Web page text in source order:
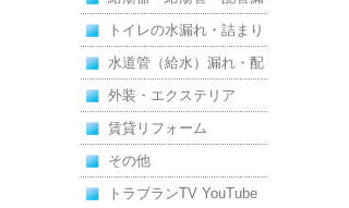
れ
トイレの水漏れ・詰まり
水道管（給水）漏れ・配
管
外装・エクステリア
賃貸リフォーム
その他
トラブランTV YouTube